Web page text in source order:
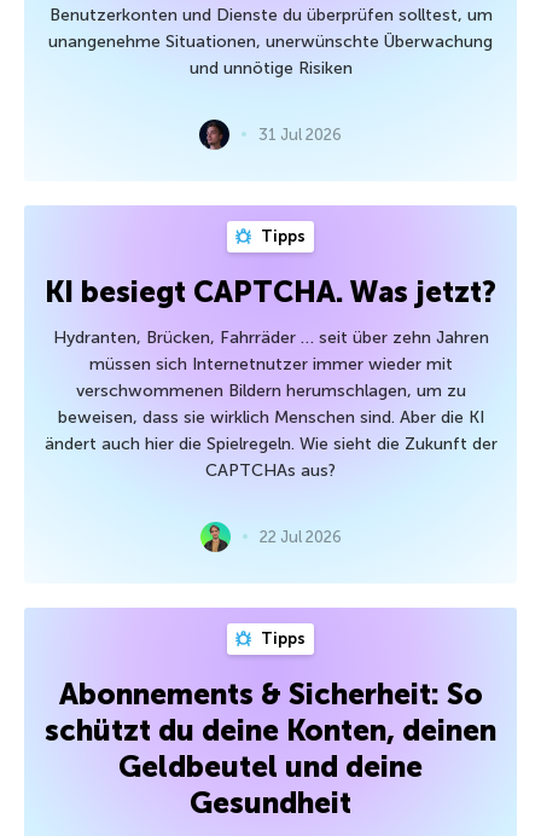
Benutzerkonten und Dienste du überprüfen solltest, um
unangenehme Situationen, unerwünschte Überwachung
und unnötige Risiken
31 Jul 2026
Tipps
KI besiegt CAPTCHA. Was jetzt?
Hydranten, Brücken, Fahrräder … seit über zehn Jahren
müssen sich Internetnutzer immer wieder mit
verschwommenen Bildern herumschlagen, um zu
beweisen, dass sie wirklich Menschen sind. Aber die KI
ändert auch hier die Spielregeln. Wie sieht die Zukunft der
CAPTCHAs aus?
22 Jul 2026
Tipps
Abonnements & Sicherheit: So
schützt du deine Konten, deinen
Geldbeutel und deine
Gesundheit